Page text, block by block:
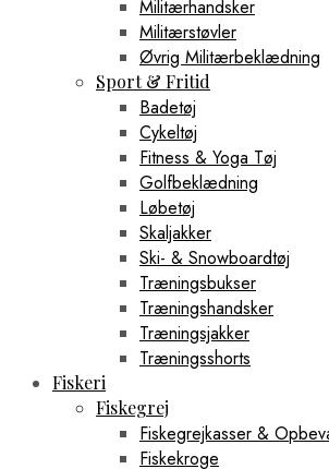
Militærhandsker
Militærstøvler
Øvrig Militærbeklædning
Sport & Fritid
Badetøj
Cykeltøj
Fitness & Yoga Tøj
Golfbeklædning
Løbetøj
Skaljakker
Ski- & Snowboardtøj
Træningsbukser
Træningshandsker
Træningsjakker
Træningsshorts
Fiskeri
Fiskegrej
Fiskegrejkasser &
Fiskekroge